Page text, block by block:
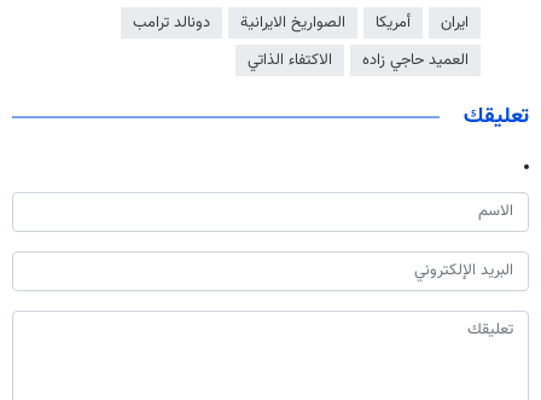
ايران أمريكا الصواريخ الايرانية
دونالد ترامب
العميد حاجي زاده
الاكتفاء الذاتي
تعليقك